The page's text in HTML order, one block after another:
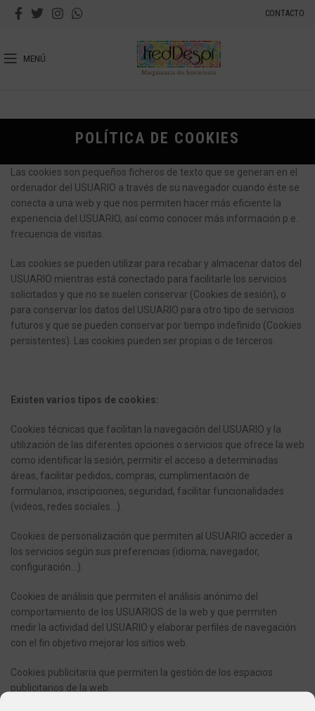
CONTACTO
MENÚ
POLÍTICA DE COOKIES
Las cookies son pequeños ficheros de texto que se generan en el
ordenador del USUARIO a través de su navegador cuando éste se
conecta a una web y que nos permiten hacer más eficiente la
experiencia del USUARIO, así como conocer más información p.e.
frecuencia de visitas.
Las cookies se pueden utilizar para recabar y almacenar datos del
USUARIO mientras está conectado para facilitarle los servicios
solicitados y que no se suelen conservar (Cookies de sesión), o
para conservar los datos del USUARIO para otro tipo de servicios
futuros y que se pueden conservar por tiempo indefinido (Cookies
persistentes). Las cookies pueden ser propias o de terceros.
Existen varios tipos de cookies:
Cookies técnicas que facilitan la navegación del USUARIO y la
utilización de las diferentes opciones o servicios que ofrece la web
como identificar la sesión, permitir el acceso a determinadas
áreas, facilitar pedidos, compras, cumplimentación de
formularios, inscripciones, seguridad, facilitar funcionalidades
(videos, redes sociales…).
Cookies de personalización que permiten al USUARIO acceder a
los servicios según sus preferencias (idioma, navegador,
configuración…).
Cookies de análisis que permiten el análisis anónimo del
comportamiento de los USUARIOS de la web y que permiten
medir la actividad del USUARIO y elaborar perfiles de navegación
con el fin objetivo mejorar los sitios web.
Cookies publicitaria que permiten la gestión de los espacios
publicitarios de la web.